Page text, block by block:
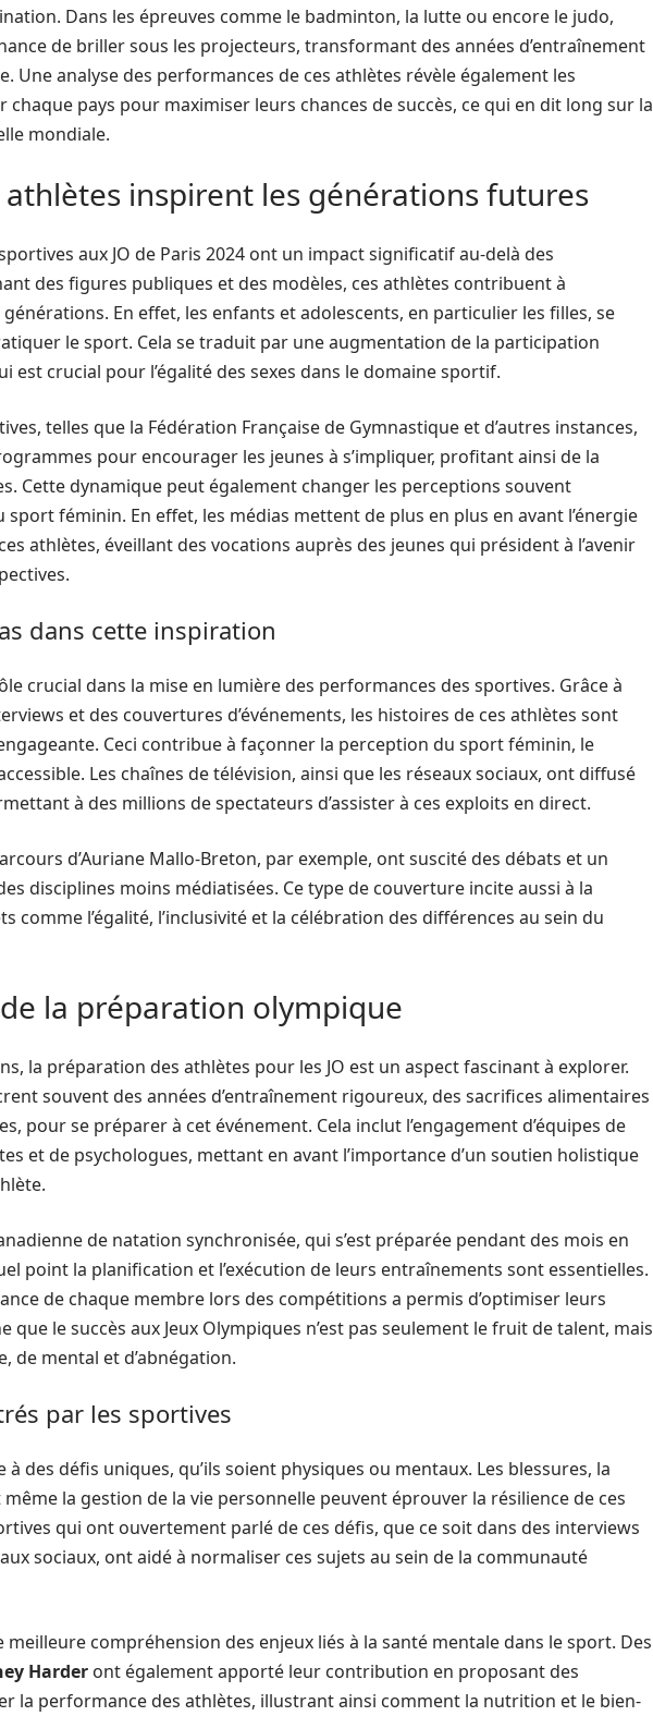
Dans les épreuves comme le badminton, la lutte ou encore le judo,
de briller sous les projecteurs, transformant des années d’entraînement
Une analyse des performances de ces athlètes révèle également les
chaque pays pour maximiser leurs chances de succès, ce qui en dit long sur la
mondiale.
inspirent les générations futures
aux JO de Paris 2024 ont un impact significatif au-delà des
des figures publiques et des modèles, ces athlètes contribuent à
En effet, les enfants et adolescents, en particulier les filles, se
le sport. Cela se traduit par une augmentation de la participation
est crucial pour l’égalité des sexes dans le domaine sportif.
telles que la Fédération Française de Gymnastique et d’autres instances,
pour encourager les jeunes à s’impliquer, profitant ainsi de la
Cette dynamique peut également changer les perceptions souvent
féminin. En effet, les médias mettent de plus en plus en avant l’énergie
athlètes, éveillant des vocations auprès des jeunes qui président à l’avenir
dans cette inspiration
crucial dans la mise en lumière des performances des sportives. Grâce à
et des couvertures d’événements, les histoires de ces athlètes sont
Ceci contribue à façonner la perception du sport féminin, le
Les chaînes de télévision, ainsi que les réseaux sociaux, ont diffusé
à des millions de spectateurs d’assister à ces exploits en direct.
d’Auriane Mallo-Breton, par exemple, ont suscité des débats et un
disciplines moins médiatisées. Ce type de couverture incite aussi à la
comme l’égalité, l’inclusivité et la célébration des différences au sein du
la préparation olympique
la préparation des athlètes pour les JO est un aspect fascinant à explorer.
souvent des années d’entraînement rigoureux, des sacrifices alimentaires
pour se préparer à cet événement. Cela inclut l’engagement d’équipes de
et de psychologues, mettant en avant l’importance d’un soutien holistique
de natation synchronisée, qui s’est préparée pendant des mois en
point la planification et l’exécution de leurs entraînements sont essentielles.
de chaque membre lors des compétitions a permis d’optimiser leurs
que le succès aux Jeux Olympiques n’est pas seulement le fruit de talent, mais
de mental et d’abnégation.
par les sportives
à des défis uniques, qu’ils soient physiques ou mentaux. Les blessures, la
la gestion de la vie personnelle peuvent éprouver la résilience de ces
qui ont ouvertement parlé de ces défis, que ce soit dans des interviews
sociaux, ont aidé à normaliser ces sujets au sein de la communauté
meilleure compréhension des enjeux liés à la santé mentale dans le sport. Des
Harder ont également apporté leur contribution en proposant des
la performance des athlètes, illustrant ainsi comment la nutrition et le bien-